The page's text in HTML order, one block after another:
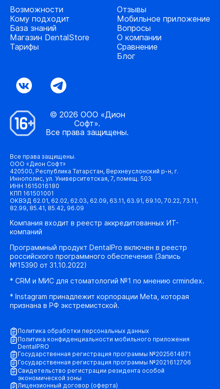
Возможности
Кому подходит
База знаний
Магазин DentalStore
Тарифы
Отзывы
Мобильное приложение
Вопросы
О компании
Сравнение
Блог
© 2026 ООО «Дион
Софт».
Все права защищены.
Все права защищены.
ООО «Дион Софт»
420500, Республика Татарстан, Верхнеуслонский р-н, г.
Иннополис, ул. Университетская, 7, помещ. 503
ИНН 1615016180
КПП 161501001
ОКВЭД 62.01, 62.02, 62.03, 62.09, 63.11, 63.91, 69.10, 70.22, 73.11,
82.99, 85.41, 85.42, 96.09
Компания входит в реестр аккредитованных ИТ-
компаний
Программный продукт DentalPro включен в реестр
российского программного обеспечения (Запись
№15390 от 31.10.2022)
* CRM и МИС для стоматологий №1 по мнению crmindex.
* Instagram принадлежит корпорации Meta, которая
признана в РФ экстремистской.
Политика обработки персональных данных
Политика конфиденциальности мобильного приложения
DentalPRO
Государственная регистрация программы №2025614871
Государственная регистрация программы №2021612706
Свидетельство регистрации резидента особой
экономической зоны
Лицензионный договор (оферта)